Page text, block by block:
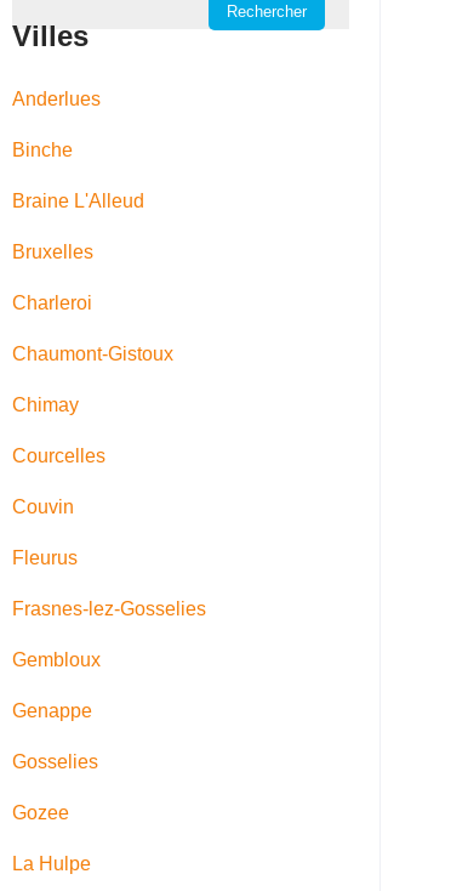
Villes
Anderlues
Binche
Braine L'Alleud
Bruxelles
Charleroi
Chaumont-Gistoux
Chimay
Courcelles
Couvin
Fleurus
Frasnes-lez-Gosselies
Gembloux
Genappe
Gosselies
Gozee
La Hulpe